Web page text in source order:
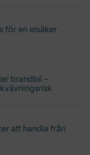
för en elsäker
brandbil –
att handla från